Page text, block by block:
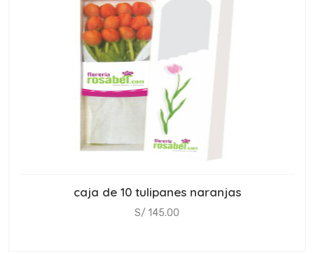
caja de 10 tulipanes naranjas
S/ 145.00